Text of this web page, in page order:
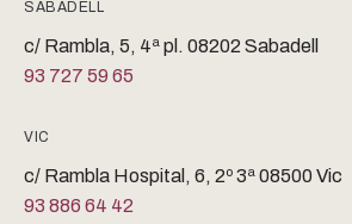
SABADELL
c/ Rambla, 5, 4ª pl. 08202 Sabadell
93 727 59 65
VIC
c/ Rambla Hospital, 6, 2º 3ª 08500 Vic
93 886 64 42